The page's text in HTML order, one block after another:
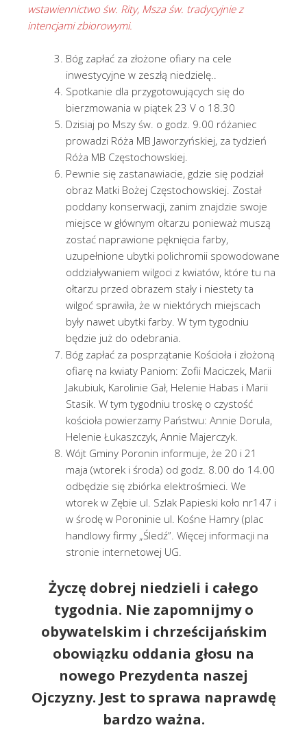
wstawiennictwo św. Rity, Msza św. tradycyjnie z
intencjami zbiorowymi.
Bóg zapłać za złożone ofiary na cele
inwestycyjne w zeszłą niedzielę..
Spotkanie dla przygotowujących się do
bierzmowania w piątek 23 V o 18.30
Dzisiaj po Mszy św. o godz. 9.00 różaniec
prowadzi Róża MB Jaworzyńskiej, za tydzień
Róża MB Częstochowskiej.
Pewnie się zastanawiacie, gdzie się podział
obraz Matki Bożej Częstochowskiej. Został
poddany konserwacji, zanim znajdzie swoje
miejsce w głównym ołtarzu ponieważ muszą
zostać naprawione pęknięcia farby,
uzupełnione ubytki polichromii spowodowane
oddziaływaniem wilgoci z kwiatów, które tu na
ołtarzu przed obrazem stały i niestety ta
wilgoć sprawiła, że w niektórych miejscach
były nawet ubytki farby. W tym tygodniu
będzie już do odebrania.
Bóg zapłać za posprzątanie Kościoła i złożoną
ofiarę na kwiaty Paniom: Zofii Maciczek, Marii
Jakubiuk, Karolinie Gał, Helenie Habas i Marii
Stasik. W tym tygodniu troskę o czystość
kościoła powierzamy Państwu: Annie Dorula,
Helenie Łukaszczyk, Annie Majerczyk.
Wójt Gminy Poronin informuje, że 20 i 21
maja (wtorek i środa) od godz. 8.00 do 14.00
odbędzie się zbiórka elektrośmieci. We
wtorek w Zębie ul. Szlak Papieski koło nr147 i
w środę w Poroninie ul. Kośne Hamry (plac
handlowy firmy „Śledź”. Więcej informacji na
stronie internetowej UG.
Życzę dobrej niedzieli i całego
tygodnia. Nie zapomnijmy o
obywatelskim i chrześcijańskim
obowiązku oddania głosu na
nowego Prezydenta naszej
Ojczyzny. Jest to sprawa naprawdę
bardzo ważna.